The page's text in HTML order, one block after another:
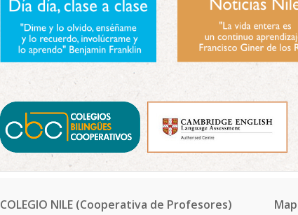
COLEGIO NILE (Cooperativa de Profesores)